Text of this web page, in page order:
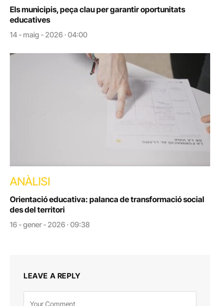
Els municipis, peça clau per garantir oportunitats
educatives
14 - maig - 2026 · 04:00
ANÀLISI
Orientació educativa: palanca de transformació social
des del territori
16 - gener - 2026 · 09:38
LEAVE A REPLY